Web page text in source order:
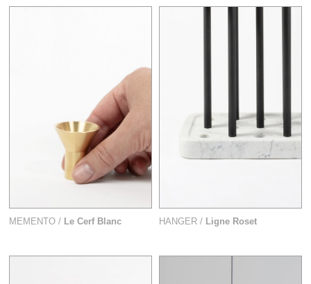
MEMENTO / Le Cerf Blanc HANGER / Ligne Roset